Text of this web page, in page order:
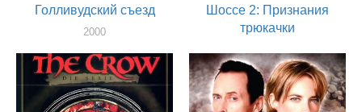
Голливудский съезд
2000
Шоссе 2: Признания
трюкачки
актер